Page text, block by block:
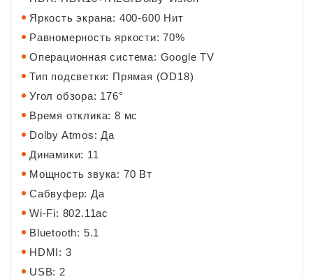
Яркость экрана: 400-600 Нит
Равномерность яркости: 70%
Операционная система: Google TV
Тип подсветки: Прямая (OD18)
Угол обзора: 176°
Время отклика: 8 мс
Dolby Atmos: Да
Динамики: 11
Мощность звука: 70 Вт
Сабвуфер: Да
Wi-Fi: 802.11ac
Bluetooth: 5.1
HDMI: 3
USB: 2